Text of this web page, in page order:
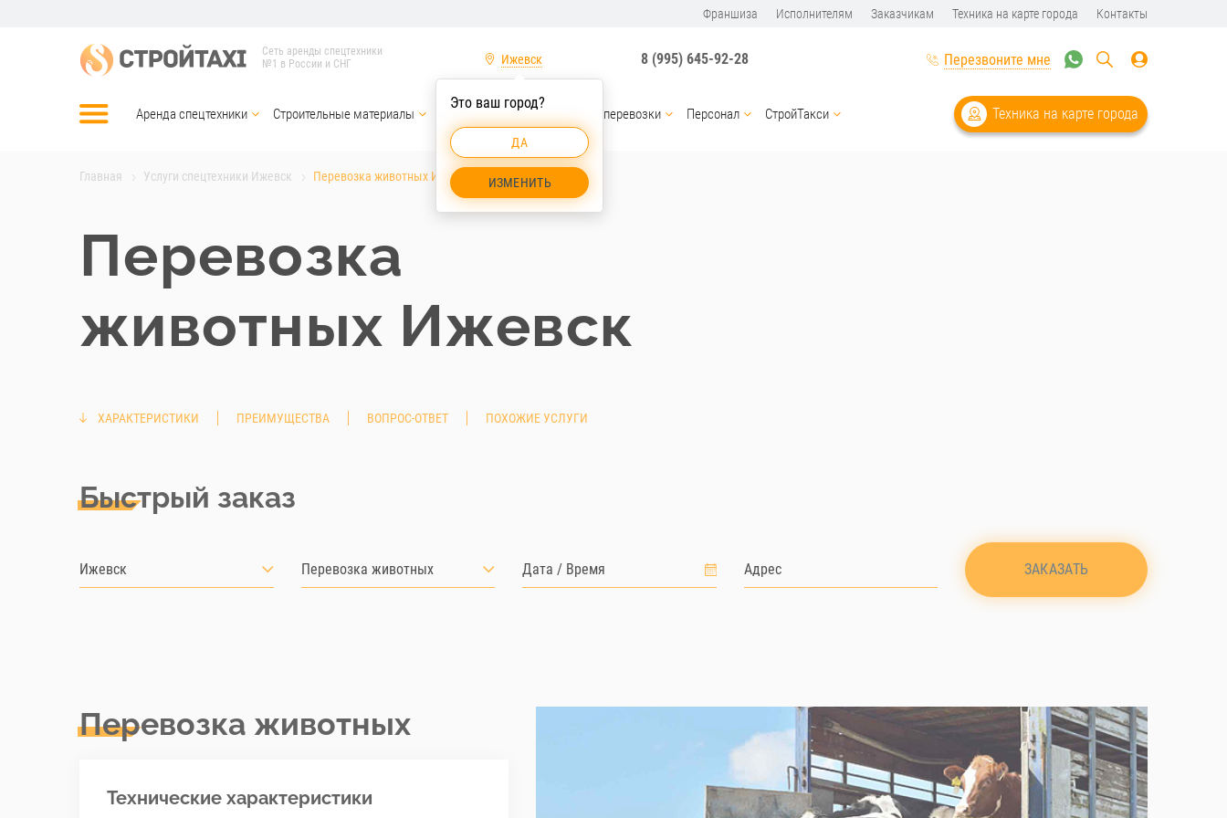
Франшиза Исполнителям Заказчикам Техника на карте города Контакты
Сеть аренды спецтехники
№1 в России и СНГ
Ижевск
Это ваш город?
ДА
ИЗМЕНИТЬ
8 (995) 645-92-28 Перезвоните мне
Аренда спецтехники Строительные материалы Услуги спецтехники Грузоперевозки Персонал СтройТакси Техника на карте города
Главная Услуги спецтехники Ижевск Перевозка животных Ижевск
Перевозка
животных Ижевск
ХАРАКТЕРИСТИКИ ПРЕИМУЩЕСТВА ВОПРОС-ОТВЕТ ПОХОЖИЕ УСЛУГИ
Быстрый заказ
Ижевск Перевозка животных ЗАКАЗАТЬ
Перевозка животных
Технические характеристики